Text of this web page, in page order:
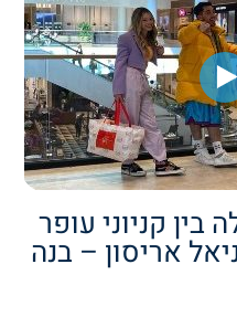
בין קניוני עופר
אריסון – בנה